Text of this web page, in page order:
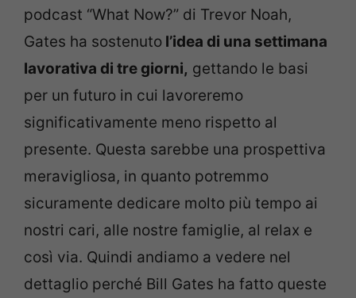
podcast “What Now?” di Trevor Noah,
Gates ha sostenuto l’idea di una settimana
lavorativa di tre giorni, gettando le basi
per un futuro in cui lavoreremo
significativamente meno rispetto al
presente. Questa sarebbe una prospettiva
meravigliosa, in quanto potremmo
sicuramente dedicare molto più tempo ai
nostri cari, alle nostre famiglie, al relax e
così via. Quindi andiamo a vedere nel
dettaglio perché Bill Gates ha fatto queste